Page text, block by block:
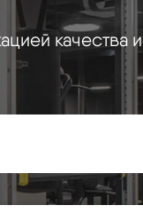
качества и